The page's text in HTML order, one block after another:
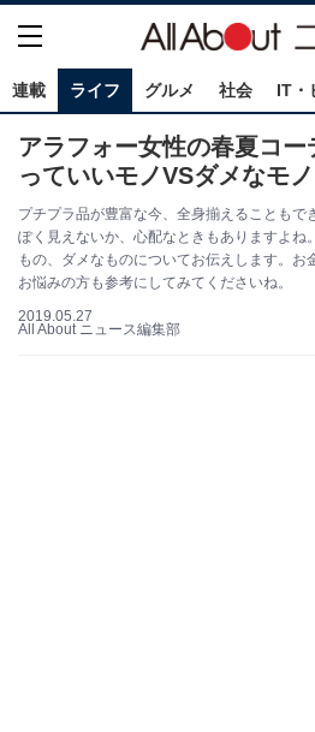
連載 ライフ グルメ 社会 IT・
アラフォー女性の春夏コ
っていいモノVSダメなモノ
プチプラ品が豊富な今、全身揃えることもで
ぽく見えないか、心配なときもありますよね
もの、ダメなものについてお伝えします。お
お悩みの方も参考にしてみてくださいね。
2019.05.27
All About ニュース編集部